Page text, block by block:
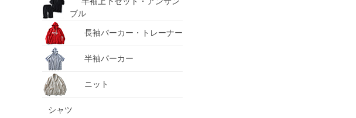
ブル
長袖パーカー・トレーナー
半袖パーカー
ニット
シャツ